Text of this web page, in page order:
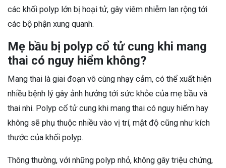
các khối polyp lớn bị hoại tử, gây viêm nhiễm lan rộng tới
các bộ phận xung quanh.
Mẹ bầu bị polyp cổ tử cung khi mang
thai có nguy hiểm không?
Mang thai là giai đoạn vô cùng nhạy cảm, có thể xuất hiện
nhiều bệnh lý gây ảnh hưởng tới sức khỏe của mẹ bầu và
thai nhi. Polyp cổ tử cung khi mang thai có nguy hiểm hay
không sẽ phụ thuộc nhiều vào vị trí, mật độ cũng như kích
thước của khối polyp.
Thông thường, với những polyp nhỏ, không gây triệu chứng,